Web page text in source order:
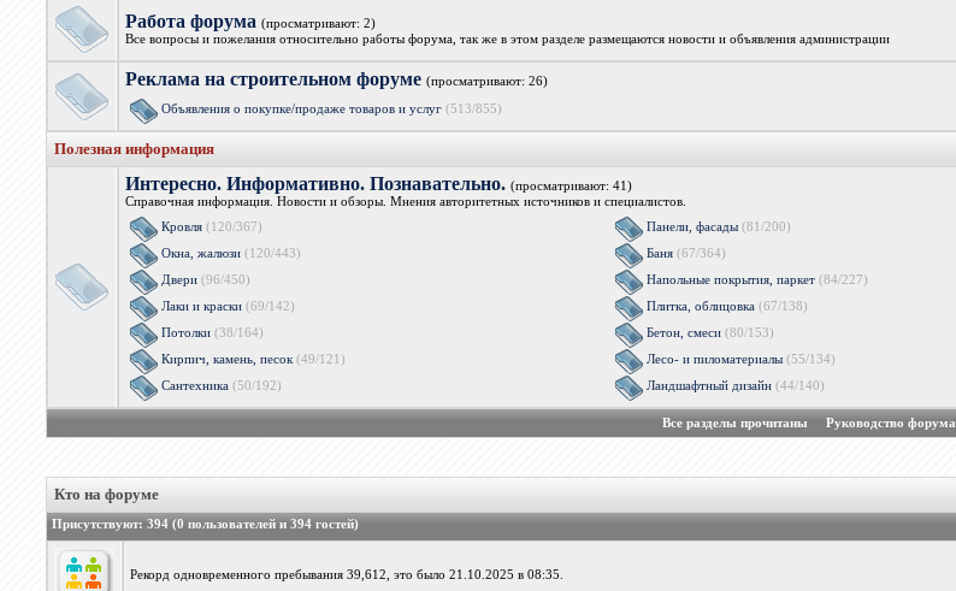
Работа форума (просматривают: 2)
Все вопросы и пожелания относительно работы форума, так же в этом разделе размещаются новости и объявления администрации
Реклама на строительном форуме (просматривают: 26)
Объявления о покупке/продаже товаров и услуг (513/855)
Полезная информация
Интересно. Информативно. Познавательно. (просматривают: 41)
Справочная информация. Новости и обзоры. Мнения авторитетных источников и специалистов.
Кровля (120/367) Панели, фасады (81/200)
Окна, жалюзи (120/443) Баня (67/364)
Двери (96/450) Напольные покрытия, паркет (84/227)
Лаки и краски (69/142) Плитка, облицовка (67/138)
Потолки (38/164) Бетон, смеси (80/153)
Кирпич, камень, песок(49/121) Лесо- и пиломатериалы (55/134)
Сантехника (50/192) Ландшафтный дизайн (44/140)
Все разделы прочитаны Руководство форума
Кто на форуме
Присутствуют: 394 (0 пользователей и 394 гостей)
Рекорд одновременного пребывания 39,612, это было 21.10.2025 в 08:35.